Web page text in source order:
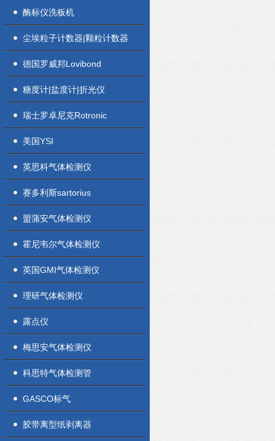
酶标仪洗板机
尘埃粒子计数器|颗粒计数器
德国罗威邦Lovibond
糖度计|盐度计|折光仪
瑞士罗卓尼克Rotronic
美国YSI
英思科气体检测仪
赛多利斯sartorius
盟蒲安气体检测仪
霍尼韦尔气体检测仪
英国GMI气体检测仪
理研气体检测仪
露点仪
梅思安气体检测仪
科思特气体检测管
GASCO标气
胶带离型纸剥离器